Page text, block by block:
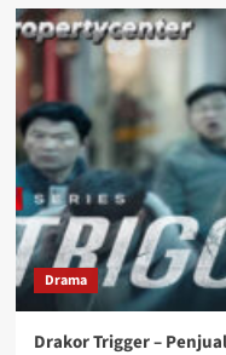
Drama
Drakor Trigger –